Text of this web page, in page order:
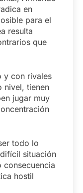
en
para el
resulta
que
y con rivales
nivel, tienen
jugar muy
todo lo
situación
consecuencia
hostil